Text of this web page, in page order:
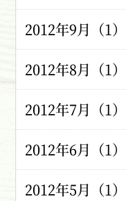
2012年9月（1）
2012年8月（1）
2012年7月（1）
2012年6月（1）
2012年5月（1）